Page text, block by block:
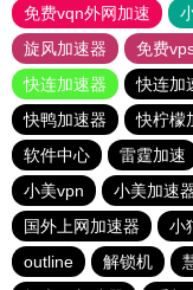
免费vqn外网加速
旋风加速器
免费
快连加速器
快连加
快鸭加速器
快柠檬
软件中心
雷霆加速
小美vpn
小美加速
国外上网加速器
小
outline
解锁机